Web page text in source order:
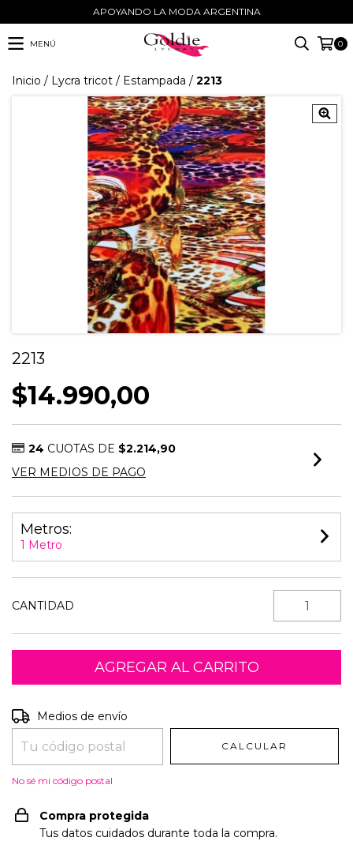
APOYANDO LA MODA ARGENTINA
MENÚ 0
Inicio / Lycra tricot / Estampada / 2213
2213
$14.990,00
24 CUOTAS DE $2.214,90
VER MEDIOS DE PAGO
Metros:
1 Metro
CANTIDAD
Entregas para el CP:
Medios de envío
CALCULAR
No sé mi código postal
Compra protegida
Tus datos cuidados durante toda la compra.